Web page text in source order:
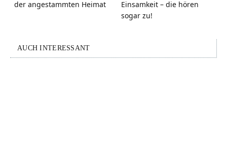
der angestammten Heimat
Einsamkeit – die hören
sogar zu!
AUCH INTERESSANT